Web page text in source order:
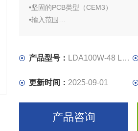
•坚固的PCB类型（CEM3）
•输入范围
自动调整输入
产品型号： LDA100W-48 LDA100W-9
更新时间： 2025-09-01
产品咨询